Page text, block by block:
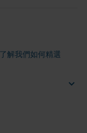
了解我們如何精選